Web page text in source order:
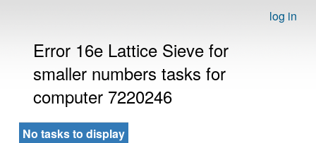
log in
Error 16e Lattice Sieve for
smaller numbers tasks for
computer 7220246
No tasks to display